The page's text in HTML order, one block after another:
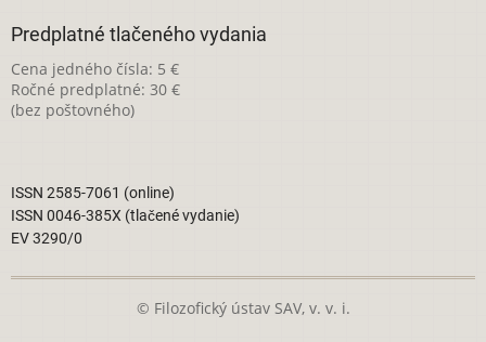
Predplatné tlačeného vydania
Cena jedného čísla: 5 €
Ročné predplatné: 30 €
(bez poštovného)
ISSN 2585-7061 (online)
ISSN 0046-385X (tlačené vydanie)
EV 3290/0
© Filozofický ústav SAV, v. v. i.